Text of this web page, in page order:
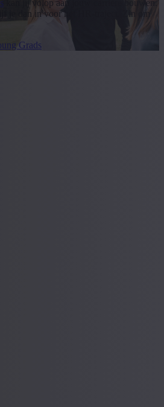
kan jij volop aan jouw carrière bouwen.
je dan in voor het HR-traject. Zin om
Grads